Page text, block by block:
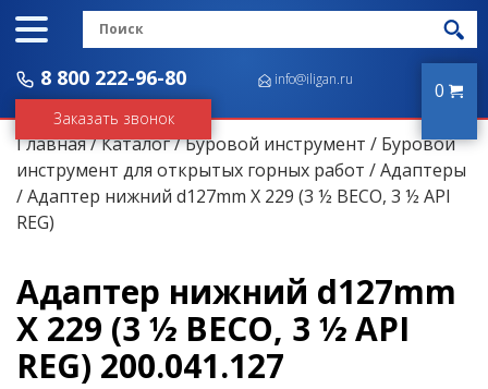
8 800 222-96-80
Заказать звонок
info@iligan.ru 0
Главная/Каталог/Буровой инструмент / Буровой
инструмент для открытых горных работ /Адаптеры
/ Адаптер нижний d127mm X 229 (3 ½ BECO, 3 ½ API
REG)
Адаптер нижний d127mm
X 229 (3 ½ BECO, 3 ½ API
REG) 200.041.127